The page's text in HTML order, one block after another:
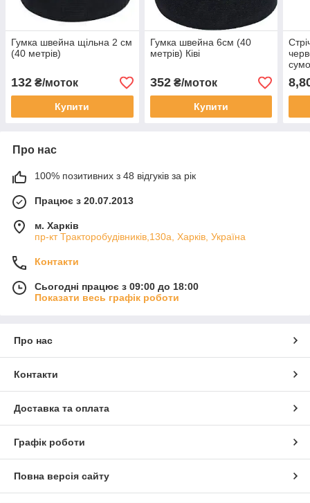
Гумка швейна щільна 2 см
(40 метрів)
132 ₴/моток
Купити
Гумка швейна 6см (40
метрів) Ківі
352₴/моток
Купити
Про нас
100% позитивних з 48 відгуків за рік
Працює з 20.07.2013
м. Харків
пр-кт Тракторобудівників,130а, Харків, Україна
Контакти
Сьогодні працює з 09:00 до 18:00
Показати весь графік роботи
Про нас
Контакти
Доставка та оплата
Графік роботи
Повна версія сайту